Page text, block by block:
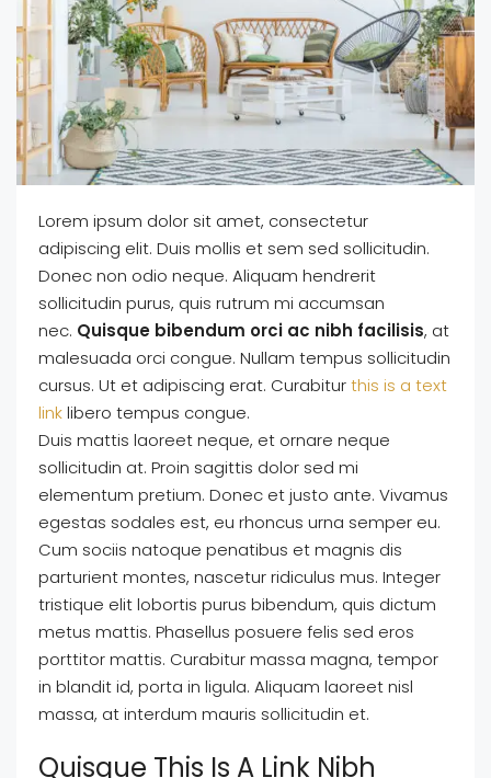
Lorem ipsum dolor sit amet, consectetur
adipiscing elit. Duis mollis et sem sed sollicitudin.
Donec non odio neque. Aliquam hendrerit
sollicitudin purus, quis rutrum mi accumsan
nec. Quisque bibendum orci ac nibh facilisis, at
malesuada orci congue. Nullam tempus sollicitudin
cursus. Ut et adipiscing erat. Curabiturthis is a text
linklibero tempus congue.
Duis mattis laoreet neque, et ornare neque
sollicitudin at. Proin sagittis dolor sed mi
elementum pretium. Donec et justo ante. Vivamus
egestas sodales est, eu rhoncus urna semper eu.
Cum sociis natoque penatibus et magnis dis
parturient montes, nascetur ridiculus mus. Integer
tristique elit lobortis purus bibendum, quis dictum
metus mattis. Phasellus posuere felis sed eros
porttitor mattis. Curabitur massa magna, tempor
in blandit id, porta in ligula. Aliquam laoreet nisl
massa, at interdum mauris sollicitudin et.
Quisque This Is A Link Nibh